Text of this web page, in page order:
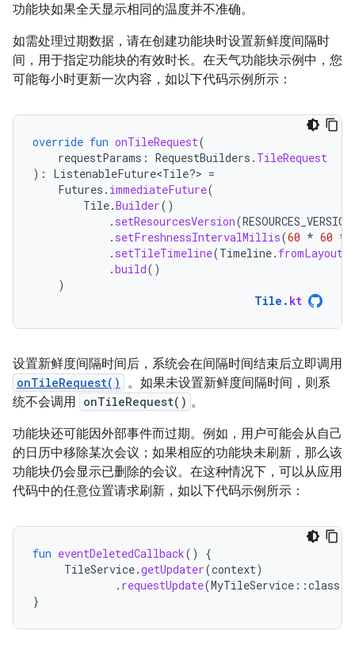
功能块如果全天显示相同的温度并不准确。
如需处理过期数据，请在创建功能块时设置新鲜度间隔时
间，用于指定功能块的有效时长。在天气功能块示例中，您
可能每小时更新一次内容，如以下代码示例所示：
override fun onTileRequest(
requestParams : RequestBuilders . TileRequest
):
ListenableFuture<Tile?> =
Futures . immediateFuture(
Tile.Builder()
. setResourcesVersion(RESOURCES_VERSION
. setFreshnessIntervalMillis(60 * 60 *
. setTileTimeline(Timeline.
.build()
)
Tile . kt
设置新鲜度间隔时间后，系统会在间隔时间结束后立即调用
onTileRequest()
。如果未设置新鲜度间隔时间，则系
统不会调用 onTileRequest() 。
功能块还可能因外部事件而过期。例如，用户可能会从自己
的日历中移除某次会议；如果相应的功能块未刷新，那么该
功能块仍会显示已删除的会议。在这种情况下，可以从应用
代码中的任意位置请求刷新，如以下代码示例所示：
fun eventDeletedCallback()
{
TileService.getUpdater(context)
. requestUpdate(MyTileService ::class
}